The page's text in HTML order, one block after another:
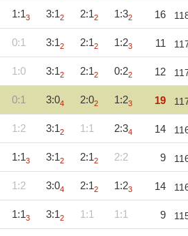
1:13 3:12 2:12 1:32 16
0:1 3:12 2:12 1:23 11
1:0 3:12 2:12 0:22 12
0:1 3:04 2:02 1:23 19
1:2 3:12 1:1 2:34 14
1:13 3:12 2:12 2:2 9
1:2 3:04 2:12 1:23 14
1:13 3:12 1:1 1:1 9